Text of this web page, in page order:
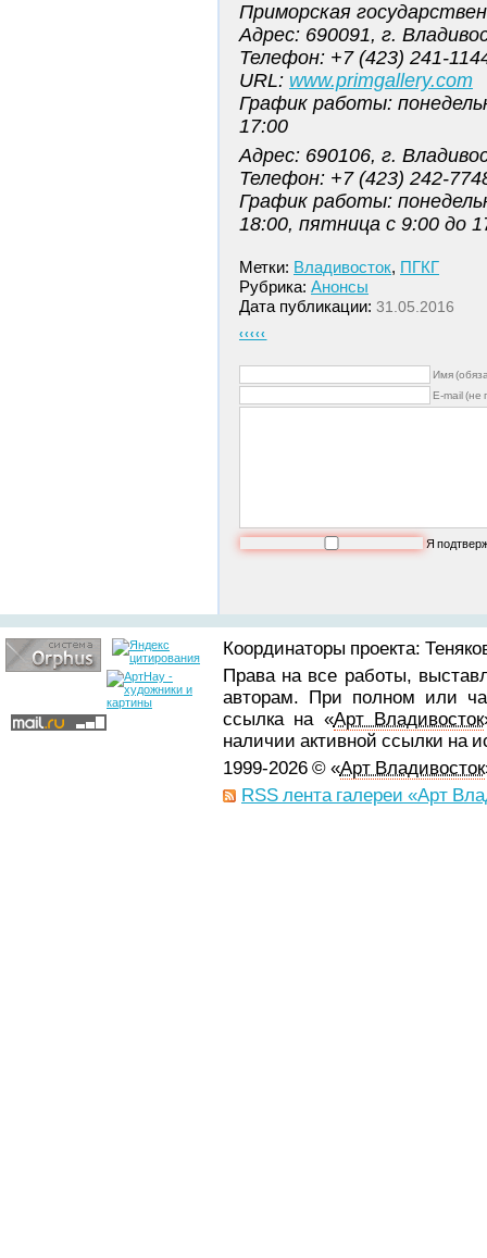
Приморская
Адрес: 690091, г.
Телефон: +7 (423) 241-
URL: www.primgallery.com
График работы:
17:00
Адрес: 690106, г.
Телефон: +7 (423) 242-
График работы:
18:00, пятница с 9:00 до
Метки: Владивосток, ПГКГ
Рубрика: Анонсы
Дата публикации: 31.05.2016
‹‹‹‹‹
Имя
E-mail (не
Я
Координаторы проекта:
Права на все работы,
авторам. При полном или
ссылка на «Арт Владивосток
наличии активной ссылки на
1999-2026 © «Арт Владивосток
RSS лента галереи «Арт